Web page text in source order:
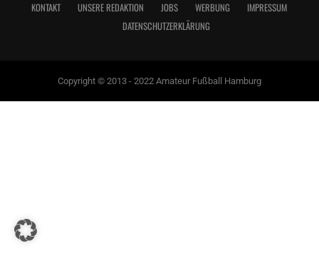
KONTAKT UNSERE REDAKTION JOBS WERBUNG
IMPRESSUM
DATENSCHUTZERKLÄRUNG
Copyright © 2013 - 2022 Amateur Fußball Hamburg